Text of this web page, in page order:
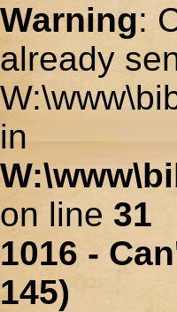
Warning:
already
in
on line 31
1016 -
145)